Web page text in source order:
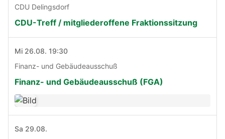
CDU Delingsdorf
CDU-Treff / mitgliederoffene Fraktionssitzung
Mi 26.08. 19:30
Finanz- und Gebäudeausschuß
Finanz- und Gebäudeausschuß (FGA)
Sa 29.08.